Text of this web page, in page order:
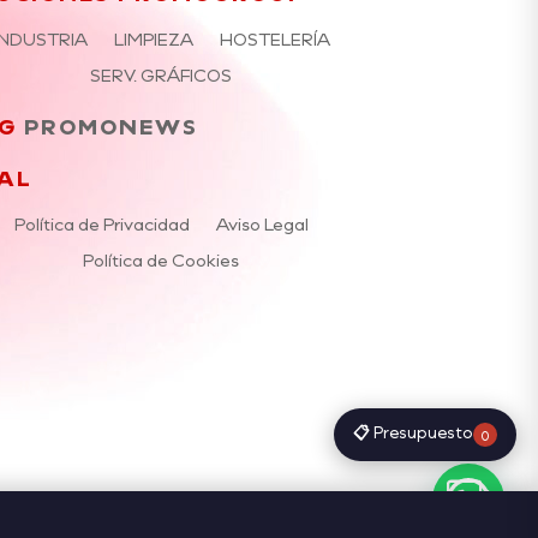
LIMPIEZA
HOSTELERÍA
SERV. GRÁFICOS
PROMONEWS
Política de Privacidad
Aviso Legal
Política de Cookies
📋 Presupuesto 0